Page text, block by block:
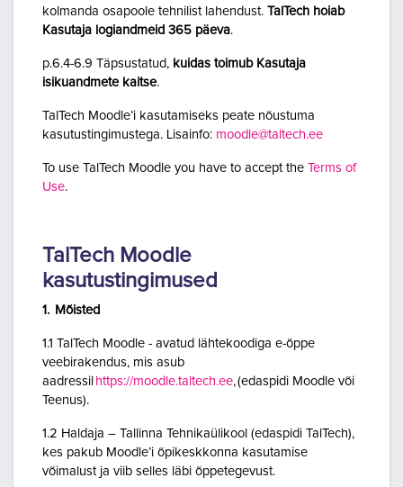
kolmanda osapoole tehnilist lahendust. TalTech hoiab
Kasutaja logiandmeid 365 päeva.
p.6.4-6.9 Täpsustatud, kuidas toimub Kasutaja
isikuandmete kaitse.
TalTech Moodle’i kasutamiseks peate nõustuma
kasutustingimustega. Lisainfo: moodle@taltech.ee
To use TalTech Moodle you have to accept the Terms of
Use.
TalTech Moodle
kasutustingimused
1. Mõisted
1.1 TalTech Moodle - avatud lähtekoodiga e-õppe
veebirakendus, mis asub
aadressil https://moodle.taltech.ee, (edaspidi Moodle või
Teenus).
1.2 Haldaja – Tallinna Tehnikaülikool (edaspidi TalTech),
kes pakub Moodle’i õpikeskkonna kasutamise
võimalust ja viib selles läbi õppetegevust.